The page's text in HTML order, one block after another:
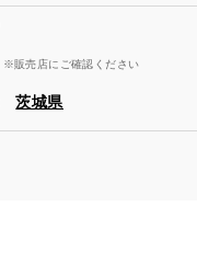
※販売店にご確認ください
茨城県